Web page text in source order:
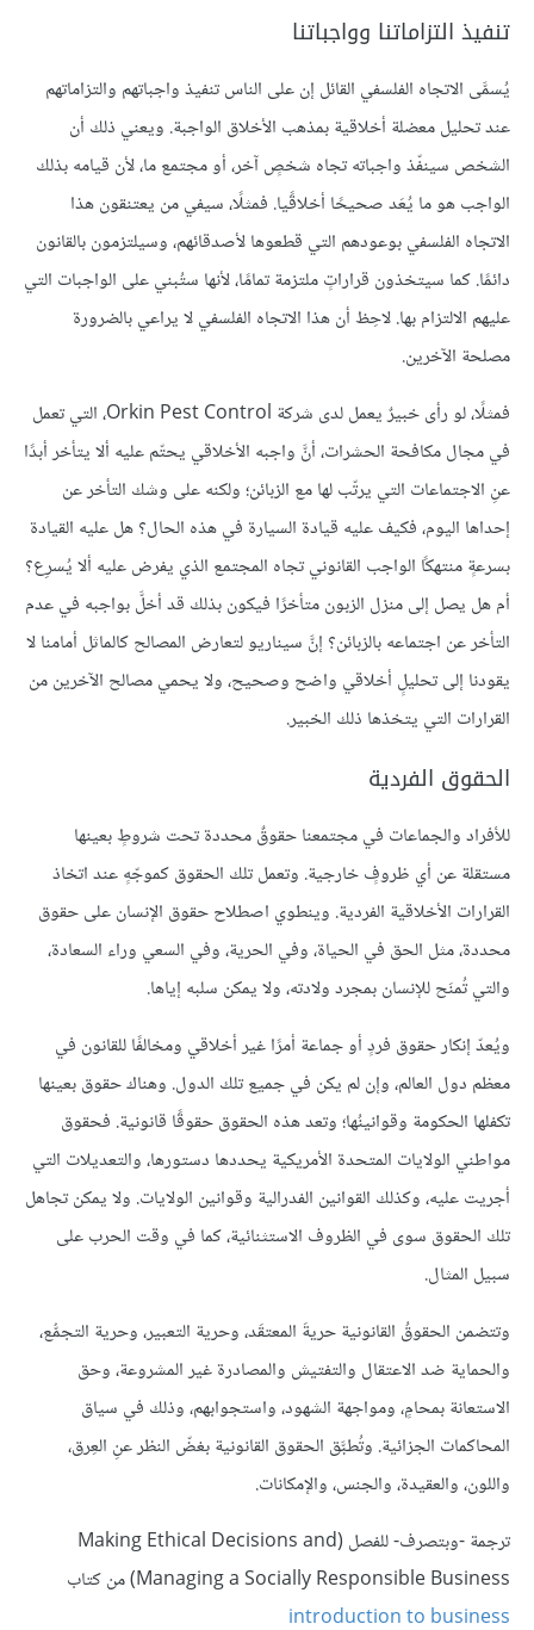
تنفيذ التزاماتنا وواجباتنا
يُسمَّى الاتجاه الفلسفي القائل إن على الناس تنفيذ واجباتهم والتزاماتهم
عند تحليل معضلة أخلاقية بمذهب الأخلاق الواجبة. ويعني ذلك أن
الشخص سينفّذ واجباته تجاه شخصٍ آخر، أو مجتمع ما، لأن قيامه بذلك
الواجب هو ما يُعَد صحيحًا أخلاقًيا. فمثلًا، سيفي من يعتنقون هذا
الاتجاه الفلسفي بوعودهم التي قطعوها لأصدقائهم، وسيلتزمون بالقانون
دائمًا. كما سيتخذون قراراتٍ ملتزمة تمامًا، لأنها ستُبني على الواجبات التي
عليهم الالتزام بها. لاحِظ أن هذا الاتجاه الفلسفي لا يراعي بالضرورة
مصلحة الآخرين.
فمثلًا، لو رأى خبيرٌ يعمل لدى شركة Orkin Pest Control، التي تعمل
في مجال مكافحة الحشرات، أنَّ واجبه الأخلاقي يحتّم عليه ألا يتأخر أبدًا
عنِ الاجتماعات التي يرتّب لها مع الزبائن؛ ولكنه على وشك التأخر عن
إحداها اليوم، فكيف عليه قيادة السيارة في هذه الحال؟ هل عليه القيادة
بسرعةٍ منتهكًا الواجب القانوني تجاه المجتمع الذي يفرض عليه ألا يُسرِع؟
أم هل يصل إلى منزل الزبون متأخرًا فيكون بذلك قد أخلَّ بواجبه في عدم
التأخر عن اجتماعه بالزبائن؟ إنَّ سيناريو لتعارض المصالح كالماثل أمامنا لا
يقودنا إلى تحليلٍ أخلاقي واضح وصحيح، ولا يحمي مصالح الآخرين من
القرارات التي يتخذها ذلك الخبير.
الحقوق الفردية
للأفراد والجماعات في مجتمعنا حقوقٌ محددة تحت شروطٍ بعينها
مستقلة عن أي ظروفٍ خارجية. وتعمل تلك الحقوق كموجّهٍ عند اتخاذ
القرارات الأخلاقية الفردية. وينطوي اصطلاح حقوق الإنسان على حقوق
محددة، مثل الحق في الحياة، وفي الحرية، وفي السعي وراء السعادة،
والتي تُمنَح للإنسان بمجرد ولادته، ولا يمكن سلبه إياها.
ويُعدّ إنكار حقوق فردٍ أو جماعة أمرًا غير أخلاقي ومخالفًا للقانون في
معظم دول العالم، وإن لم يكن في جميع تلك الدول. وهناك حقوق بعينها
تكفلها الحكومة وقوانينُها؛ وتعد هذه الحقوق حقوقًا قانونية. فحقوق
مواطني الولايات المتحدة الأمريكية يحددها دستورها، والتعديلات التي
أجريت عليه، وكذلك القوانين الفدرالية وقوانين الولايات. ولا يمكن تجاهل
تلك الحقوق سوى في الظروف الاستثنائية، كما في وقت الحرب على
سبيل المثال.
وتتضمن الحقوقُ القانونية حريةَ المعتقَد، وحرية التعبير، وحرية التجمُّع،
والحماية ضد الاعتقال والتفتيش والمصادرة غير المشروعة، وحق
الاستعانة بمحامٍ، ومواجهة الشهود، واستجوابهم، وذلك في سياق
المحاكمات الجزائية. وتُطبَّق الحقوق القانونية بغضّ النظر عنِ العِرق،
واللون، والعقيدة، والجنس، والإمكانات.
ترجمة -وبتصرف- للفصل (Making Ethical Decisions and
Managing a Socially Responsible Business) من كتاب
introduction to business